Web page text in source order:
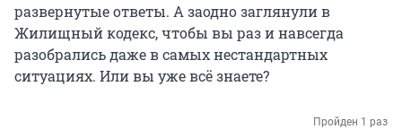
развернутые ответы. А заодно заглянули в
Жилищный кодекс, чтобы вы раз и навсегда
разобрались даже в самых нестандартных
ситуациях. Или вы уже всё знаете?
Пройден 1 раз